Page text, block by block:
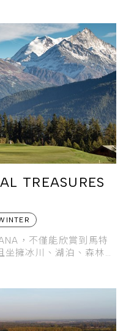
TREASURES
，不僅能欣賞到馬特
擁冰川、湖泊、森林等